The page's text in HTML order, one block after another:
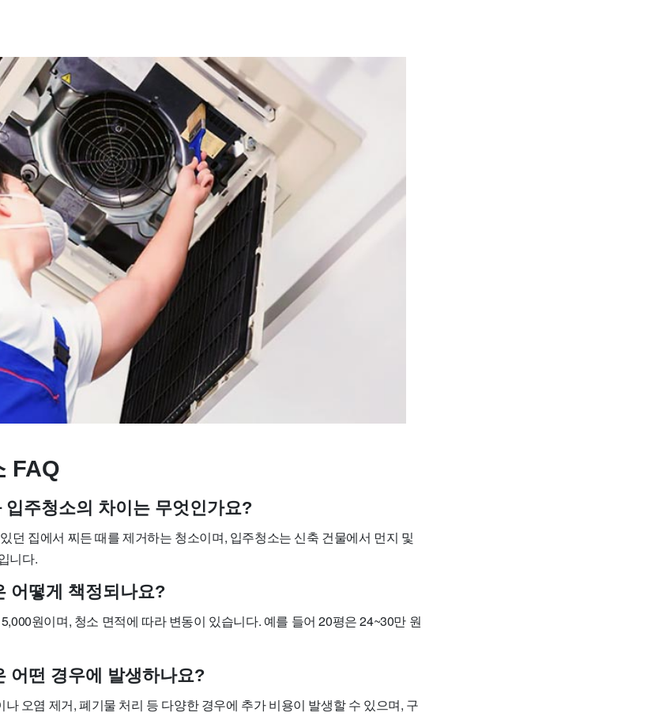
FAQ
입주청소의 차이는 무엇인가요?
던 집에서 찌든 때를 제거하는 청소이며, 입주청소는 신축 건물에서 먼지 및
니다.
어떻게 책정되나요?
원이며, 청소 면적에 따라 변동이 있습니다. 예를 들어 20평은 24~30만 원
어떤 경우에 발생하나요?
오염 제거, 폐기물 처리 등 다양한 경우에 추가 비용이 발생할 수 있으며, 구